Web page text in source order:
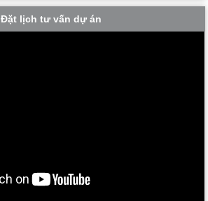
Đặt lịch tư vấn dự án